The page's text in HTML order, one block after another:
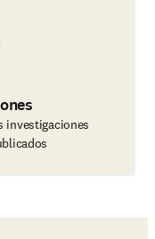
investigaciones